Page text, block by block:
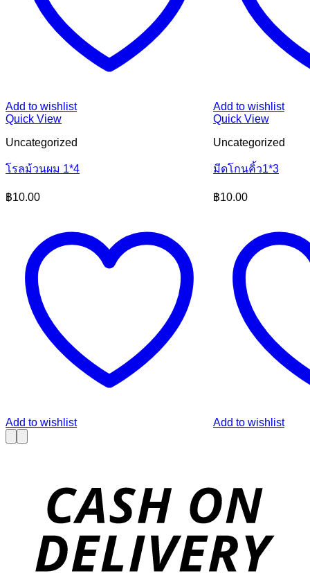
Add to wishlist
Quick View
Uncategorized
โรลม้วนผม 1*4
฿10.00
Add to wishlist
Add to wishlist
Quick View
Uncategorized
มีดโกนคิ้ว1*3
฿10.00
Add to wishlist